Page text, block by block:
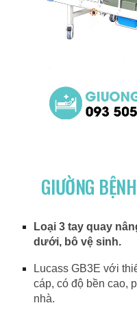
GIƯỜNG
Loại 3 tay quay
dưới, bô vệ sinh.
Lucass GB3E với
cáp, có độ bền cao,
nhà.